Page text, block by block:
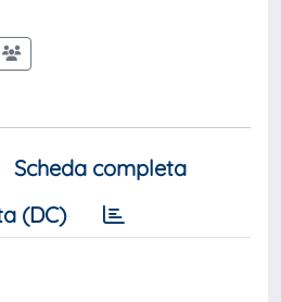
Scheda completa
(DC)